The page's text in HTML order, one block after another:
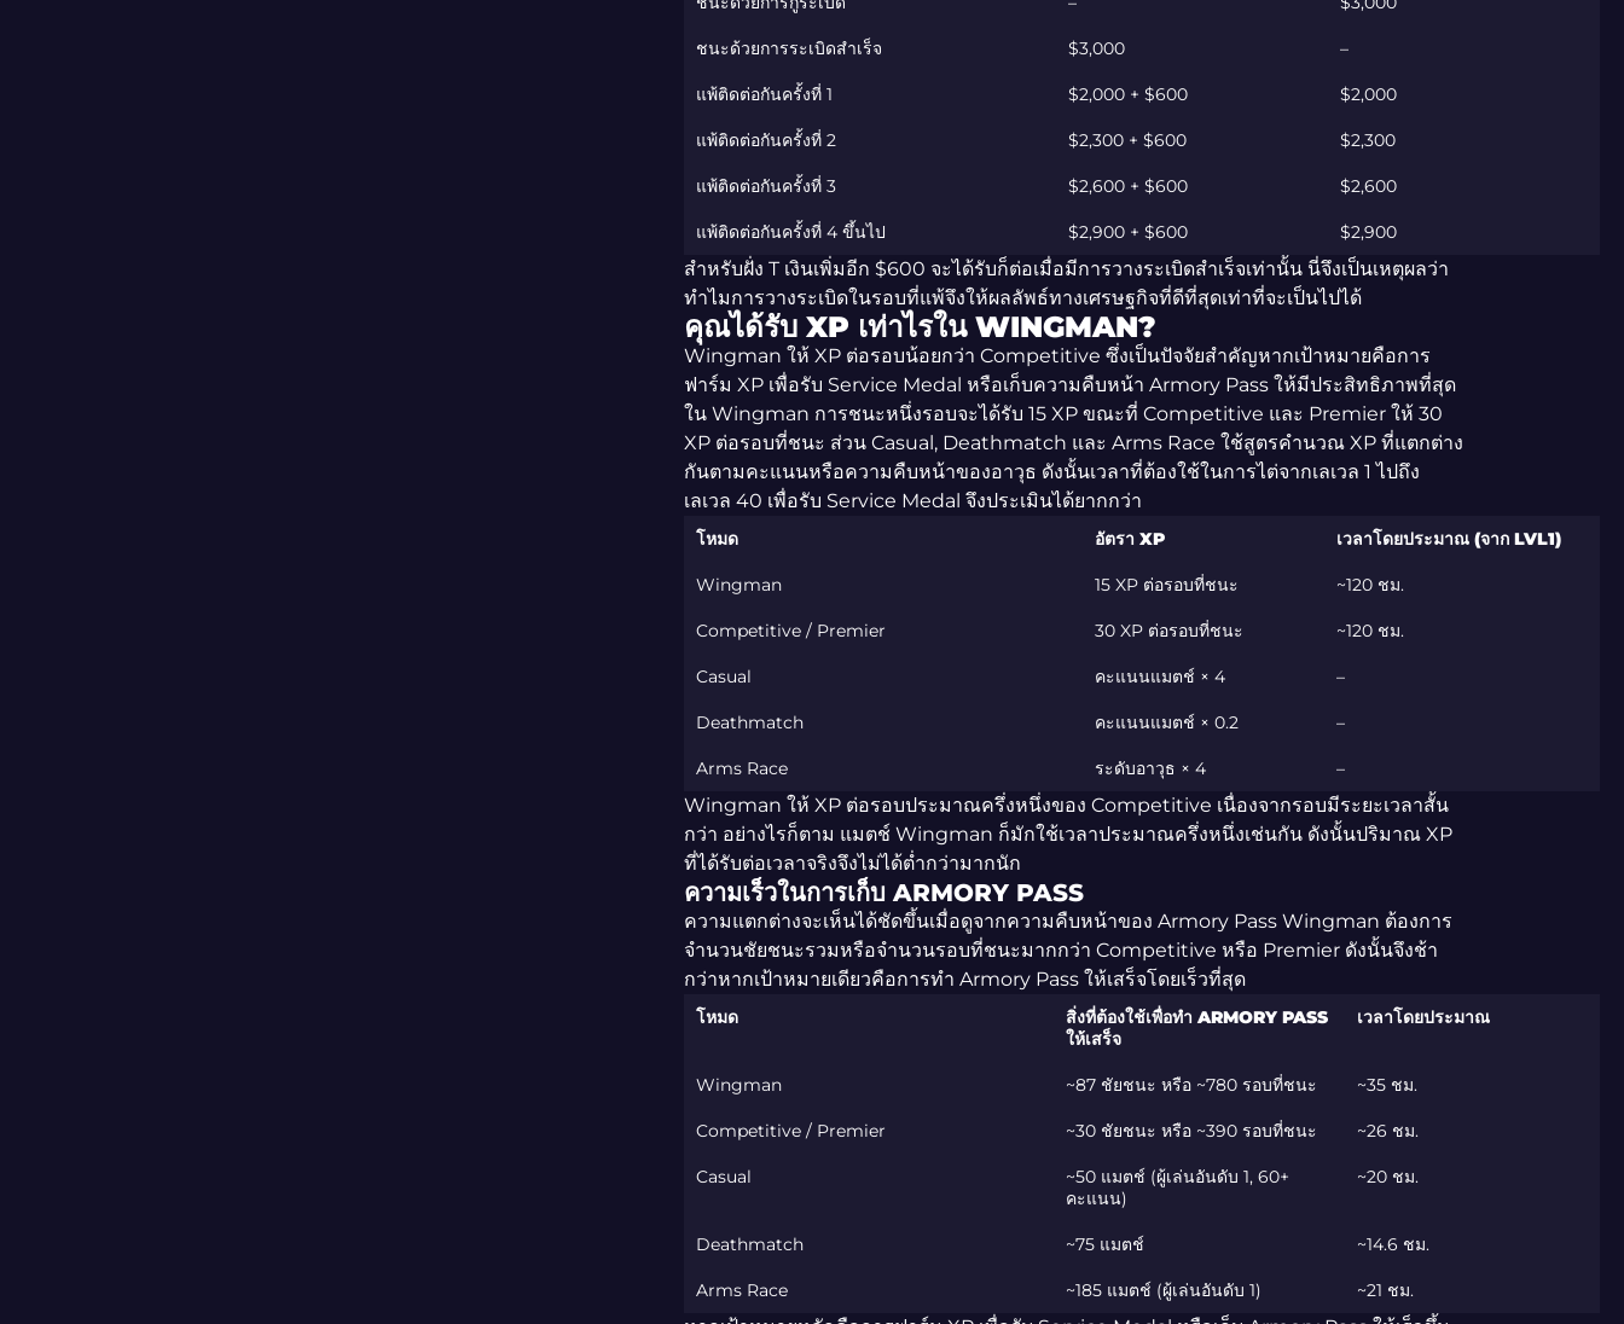
ชนะด้วยการระเบิดสำเร็จ $3,000 –
แพ้ติดต่อกันครั้งที่ 1 $2,000 + $600 $2,000
แพ้ติดต่อกันครั้งที่ 2 $2,300 + $600 $2,300
แพ้ติดต่อกันครั้งที่ 3 $2,600 + $600 $2,600
แพ้ติดต่อกันครั้งที่ 4 ขึ้นไป $2,900 + $600 $2,900
สำหรับฝั่ง T เงินเพิ่มอีก $600 จะได้รับก็ต่อเมื่อมีการวางระเบิดสำเร็จเท่านั้น นี่จึงเป็นเหตุผลว่า
ทำไมการวางระเบิดในรอบที่แพ้จึงให้ผลลัพธ์ทางเศรษฐกิจที่ดีที่สุดเท่าที่จะเป็นไปได้
คุณได้รับ XP เท่าไรใน WINGMAN?
Wingman ให้ XP ต่อรอบน้อยกว่า Competitive ซึ่งเป็นปัจจัยสำคัญหากเป้าหมายคือการ
ฟาร์ม XP เพื่อรับ Service Medal หรือเก็บความคืบหน้า Armory Pass ให้มีประสิทธิภาพที่สุด
ใน Wingman การชนะหนึ่งรอบจะได้รับ 15 XP ขณะที่ Competitive และ Premier ให้ 30
XP ต่อรอบที่ชนะ ส่วน Casual, Deathmatch และ Arms Race ใช้สูตรคำนวณ XP ที่แตกต่าง
กันตามคะแนนหรือความคืบหน้าของอาวุธ ดังนั้นเวลาที่ต้องใช้ในการไต่จากเลเวล 1 ไปถึง
เลเวล 40 เพื่อรับ Service Medal จึงประเมินได้ยากกว่า
โหมด อัตรา XP เวลาโดยประมาณ (จาก LVL1)
Wingman 15 XP ต่อรอบที่ชนะ ~120 ชม.
Competitive / Premier 30 XP ต่อรอบที่ชนะ ~120 ชม.
Casual คะแนนแมตช์ × 4 –
Deathmatch คะแนนแมตช์ × 0.2 –
Arms Race ระดับอาวุธ × 4 –
Wingman ให้ XP ต่อรอบประมาณครึ่งหนึ่งของ Competitive เนื่องจากรอบมีระยะเวลาสั้น
กว่า อย่างไรก็ตาม แมตช์ Wingman ก็มักใช้เวลาประมาณครึ่งหนึ่งเช่นกัน ดังนั้นปริมาณ XP
ที่ได้รับต่อเวลาจริงจึงไม่ได้ต่ำกว่ามากนัก
ความเร็วในการเก็บ ARMORY PASS
ความแตกต่างจะเห็นได้ชัดขึ้นเมื่อดูจากความคืบหน้าของ Armory Pass Wingman ต้องการ
จำนวนชัยชนะรวมหรือจำนวนรอบที่ชนะมากกว่า Competitive หรือ Premier ดังนั้นจึงช้า
กว่าหากเป้าหมายเดียวคือการทำ Armory Pass ให้เสร็จโดยเร็วที่สุด
โหมด
สิ่งที่ต้องใช้เพื่อทำ ARMORY PASS
ให้เสร็จ
เวลาโดยประมาณ
Wingman ~87 ชัยชนะ หรือ ~780 รอบที่ชนะ ~35 ชม.
Competitive / Premier ~30 ชัยชนะ หรือ ~390 รอบที่ชนะ ~26 ชม.
Casual
~50 แมตช์ (ผู้เล่นอันดับ 1, 60+
คะแนน)
~20 ชม.
Deathmatch ~75 แมตช์ ~14.6 ชม.
Arms Race ~185 แมตช์ (ผู้เล่นอันดับ 1) ~21 ชม.